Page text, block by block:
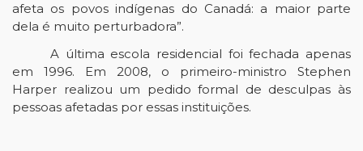
afeta os povos indígenas do Canadá: a maior parte
dela é muito perturbadora”.
A última escola residencial foi fechada apenas
em 1996. Em 2008, o primeiro-ministro Stephen
Harper realizou um pedido formal de desculpas às
pessoas afetadas por essas instituições.